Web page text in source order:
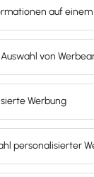
ist, das
und
Besucher